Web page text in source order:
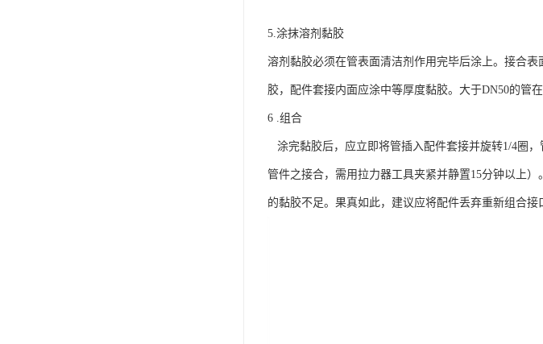
5.涂抹溶剂黏胶
溶剂黏胶必须在管表面清洁剂作用完毕后涂上。接合
胶，配件套接内面应涂中等厚度黏胶。大于DN50的管
6 .组合
涂完黏胶后，应立即将管插入配件套接并旋转1/4圈
管件之接合，需用拉力器工具夹紧并静置15分钟以上
的黏胶不足。果真如此，建议应将配件丢弃重新组合接